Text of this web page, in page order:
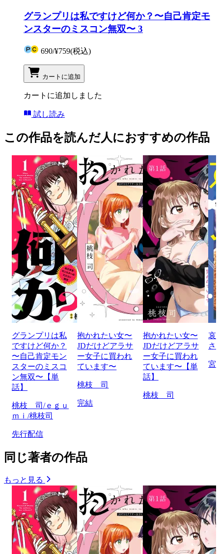
グランプリは私ですけど何か？〜自己肯定モ
ンスターのミスコン無双〜 3
690/¥759(税込)
カートに追加
カートに追加しました
試し読み
この作品を読んだ人におすすめの作品
グランプリは私
ですけど何か？
〜自己肯定モン
スターのミスコ
ン無双〜【単
話】
桃枝 司/ｅｇｕ
ｍｉ/桃枝司
先行配信
抱かれたい女〜
JDだけどアラサ
ー女子に買われ
ています〜
桃枝 司
完結
抱かれたい女〜
JDだけどアラサ
ー女子に買われ
ています〜【単
話】
桃枝 司
哀
さ
宮
同じ著者の作品
もっと見る